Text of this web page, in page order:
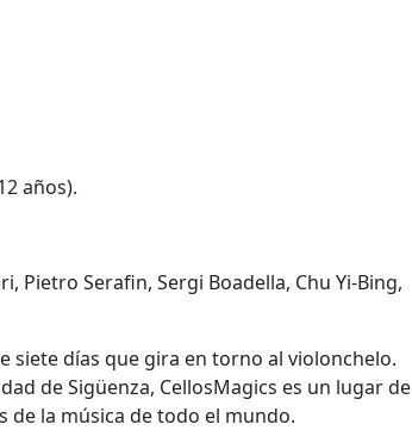
años).
Pietro Serafin, Sergi Boadella, Chu Yi-Bing,
siete días que gira en torno al violonchelo.
de Sigüenza, CellosMagics es un lugar de
de la música de todo el mundo.